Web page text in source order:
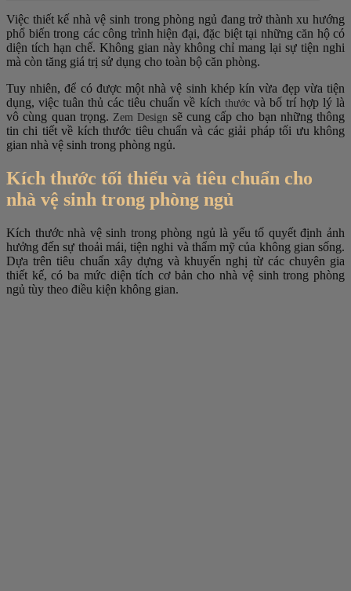
Việc thiết kế nhà vệ sinh trong phòng ngủ đang trở thành xu hướng
phổ biến trong các công trình hiện đại, đặc biệt tại những căn hộ có
diện tích hạn chế. Không gian này không chỉ mang lại sự tiện nghi
mà còn tăng giá trị sử dụng cho toàn bộ căn phòng.
Tuy nhiên, để có được một nhà vệ sinh khép kín vừa đẹp vừa tiện
dụng, việc tuân thủ các tiêu chuẩn về kích thướcvà bố trí hợp lý là
vô cùng quan trọng. Zem Design sẽ cung cấp cho bạn những thông
tin chi tiết về kích thước tiêu chuẩn và các giải pháp tối ưu không
gian nhà vệ sinh trong phòng ngủ.
Kích thước tối thiểu và tiêu chuẩn cho
nhà vệ sinh trong phòng ngủ
Kích thước nhà vệ sinh trong phòng ngủ là yếu tố quyết định ảnh
hưởng đến sự thoải mái, tiện nghi và thẩm mỹ của không gian sống.
Dựa trên tiêu chuẩn xây dựng và khuyến nghị từ các chuyên gia
thiết kế, có ba mức diện tích cơ bản cho nhà vệ sinh trong phòng
ngủ tùy theo điều kiện không gian.